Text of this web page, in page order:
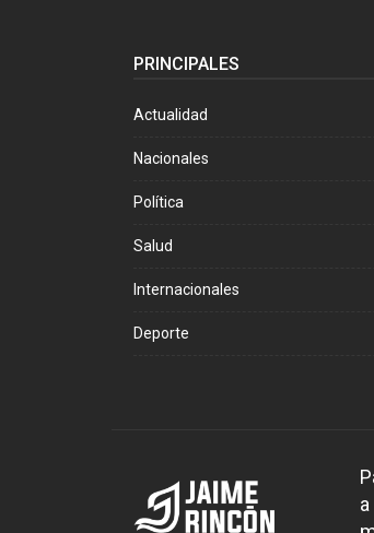
PRINCIPALES
Actualidad
Nacionales
Política
Salud
Internacionales
Deporte